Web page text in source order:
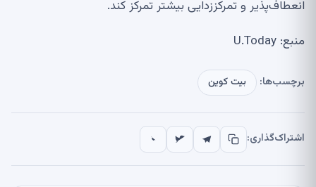
انعطاف‌پذیر و تمرکززدایی بیشتر تمرکز کند.
منبع: U.Today
برچسب‌ها: بیت کوین
اشتراک‌گذاری: